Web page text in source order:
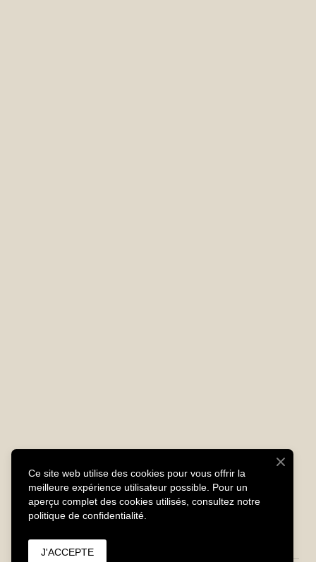
Ce site web utilise des cookies pour vous offrir la
meilleure expérience utilisateur possible. Pour un
aperçu complet des cookies utilisés, consultez notre
politique de confidentialité.
J'ACCEPTE